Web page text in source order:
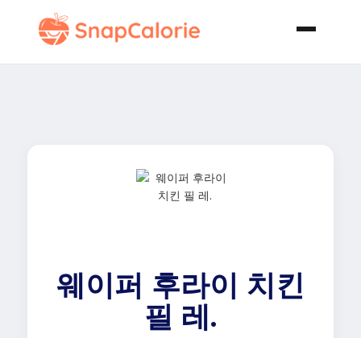
웨이퍼 후라이 치킨
필 레.